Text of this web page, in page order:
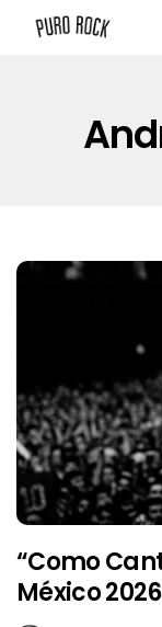
“Como
México 2026